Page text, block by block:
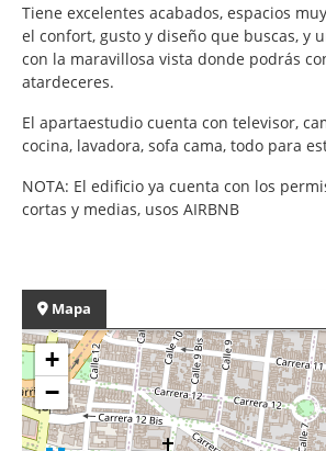
Tiene excelentes acabados, espacios
el confort, gusto y diseño que buscas, y
con la maravillosa vista donde podrás
atardeceres.
El apartaestudio cuenta con televisor,
cocina, lavadora, sofa cama, todo para
NOTA: El edificio ya cuenta con los
cortas y medias, usos AIRBNB
Mapa
+
−